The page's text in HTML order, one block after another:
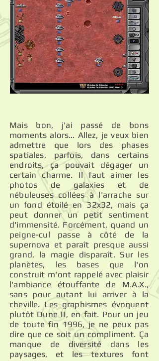
Mais bon, j'ai passé de bons
moments alors… Allez, je veux bien
admettre que lors des phases
spatiales, parfois, dans certains
endroits, ça pouvait dégager un
certain charme. Il faut aimer les
photos de galaxies et de
nébuleuses collées à l'arrache sur
un fond étoilé en 32x32, mais ça
peut donner un petit sentiment
d'immensité. Forcément, quand un
peigne-cul passe à côté de la
supernova et paraît presque aussi
grand, la magie disparaît. Sur les
planètes, les bases que l'on
construit m'ont rappelé avec plaisir
l'ambiance étouffante de M.A.X.,
sans pour autant lui arriver à la
cheville. Les graphismes évoquent
plutôt Dune II, en fait. Pour un jeu
de toute fin 1996, je ne peux pas
dire que ce soit un compliment. Ça
manque de diversité dans les
paysages, et les textures font